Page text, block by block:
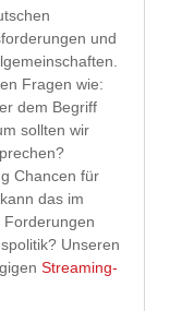
und
Fragen wie:
dem Begriff
sollten wir
Chancen für
das im
Forderungen
Unseren
Streaming-